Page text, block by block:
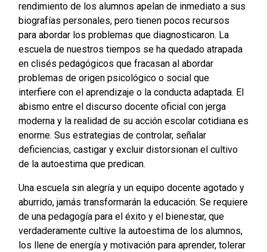
rendimiento de los alumnos apelan de inmediato a sus
biografías personales, pero tienen pocos recursos
para abordar los problemas que diagnosticaron. La
escuela de nuestros tiempos se ha quedado atrapada
en clisés pedagógicos que fracasan al abordar
problemas de origen psicológico o social que
interfiere con el aprendizaje o la conducta adaptada. El
abismo entre el discurso docente oficial con jerga
moderna y la realidad de su acción escolar cotidiana es
enorme. Sus estrategias de controlar, señalar
deficiencias, castigar y excluir distorsionan el cultivo
de la autoestima que predican.
Una escuela sin alegría y un equipo docente agotado y
aburrido, jamás transformarán la educación. Se requiere
de una pedagogía para el éxito y el bienestar, que
verdaderamente cultive la autoestima de los alumnos,
los llene de energía y motivación para aprender, tolerar